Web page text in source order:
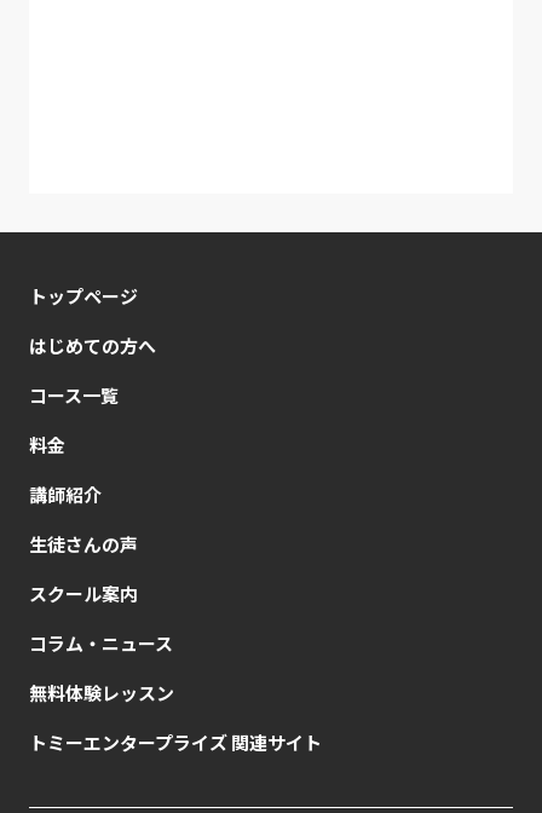
トップページ
はじめての方へ
コース一覧
料金
講師紹介
生徒さんの声
スクール案内
コラム・ニュース
無料体験レッスン
トミーエンタープライズ 関連サイト